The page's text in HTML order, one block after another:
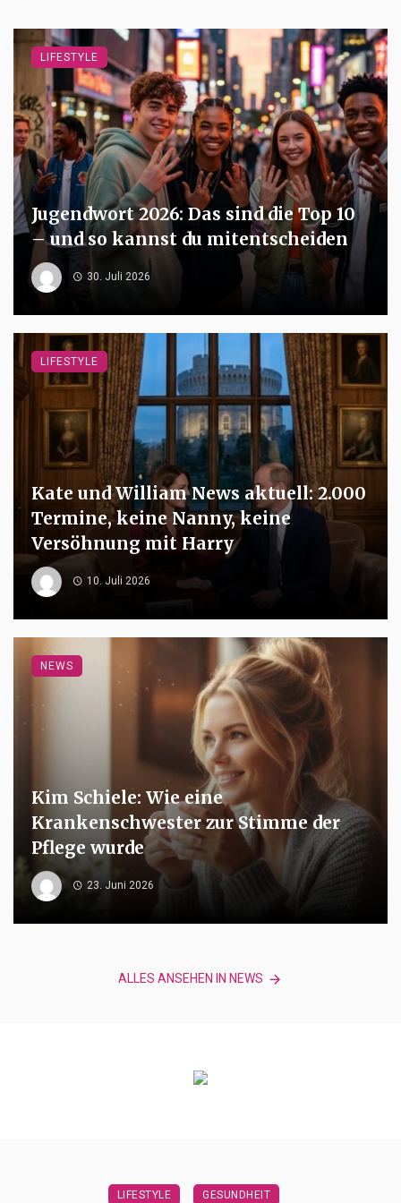
Jugendwort 2026: Das sind die Top 10
– und so kannst du mitentscheiden
30. Juli 2026
LIFESTYLE
Kate und William News aktuell: 2.000
Termine, keine Nanny, keine
Versöhnung mit Harry
10. Juli 2026
LIFESTYLE
Kim Schiele: Wie eine
Krankenschwester zur Stimme der
Pflege wurde
23. Juni 2026
NEWS
ALLES ANSEHEN IN NEWS
LIFESTYLE GESUNDHEIT